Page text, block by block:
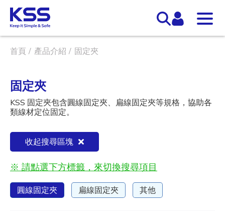
首頁 產品介紹 固定夾
固定夾
KSS 固定夾包含圓線固定夾、扁線固定夾等規格，協助各
類線材定位固定。
收起搜尋區塊
※ 請點選下方標籤，來切換搜尋項目
圓線固定夾 扁線固定夾 其他